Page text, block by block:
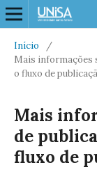
Início
/
Mais informações
o fluxo de
Mais
de
fluxo de